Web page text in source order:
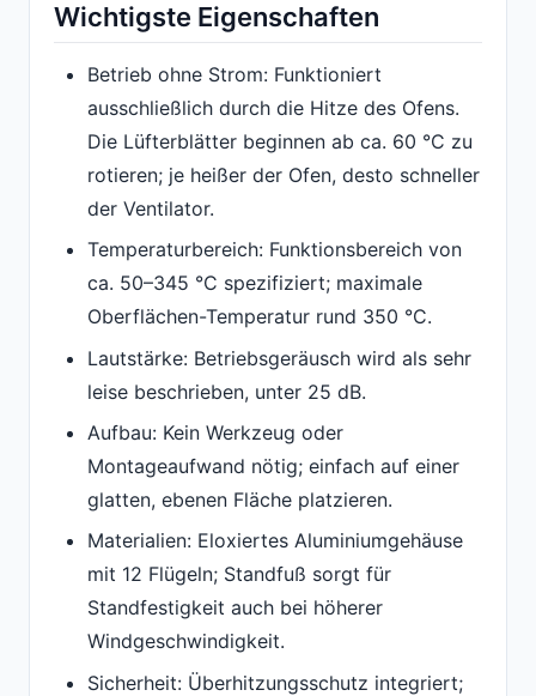
Wichtigste Eigenschaften
Betrieb ohne Strom: Funktioniert
ausschließlich durch die Hitze des Ofens.
Die Lüfterblätter beginnen ab ca. 60 °C zu
rotieren; je heißer der Ofen, desto schneller
der Ventilator.
Temperaturbereich: Funktionsbereich von
ca. 50–345 °C spezifiziert; maximale
Oberflächen-Temperatur rund 350 °C.
Lautstärke: Betriebsgeräusch wird als sehr
leise beschrieben, unter 25 dB.
Aufbau: Kein Werkzeug oder
Montageaufwand nötig; einfach auf einer
glatten, ebenen Fläche platzieren.
Materialien: Eloxiertes Aluminiumgehäuse
mit 12 Flügeln; Standfuß sorgt für
Standfestigkeit auch bei höherer
Windgeschwindigkeit.
Sicherheit: Überhitzungsschutz integriert;